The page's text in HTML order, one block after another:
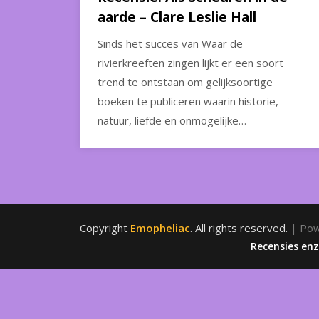
aarde – Clare Leslie Hall
Sinds het succes van Waar de
rivierkreeften zingen lijkt er een soort
trend te ontstaan om gelijksoortige
boeken te publiceren waarin historie,
natuur, liefde en onmogelijke…
Copyright Emopheliac. All rights reserved. |
Recensies